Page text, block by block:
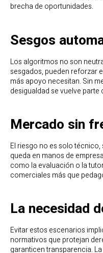
brecha de oportunidades.
Sesgos
Los algoritmos no son
sesgados, pueden reforzar
más apoyo necesitan. Sin
desigualdad se vuelve parte
Mercado sin
El riesgo no es solo
queda en manos de
como la evaluación o la
comerciales más que
La necesidad
Evitar estos escenarios
normativos que protejan
garanticen transparencia.